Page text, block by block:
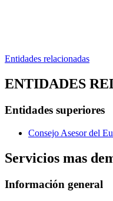
Entidades relacionadas
ENTIDADES
Entidades superiores
Consejo Asesor del
Servicios mas
Información general